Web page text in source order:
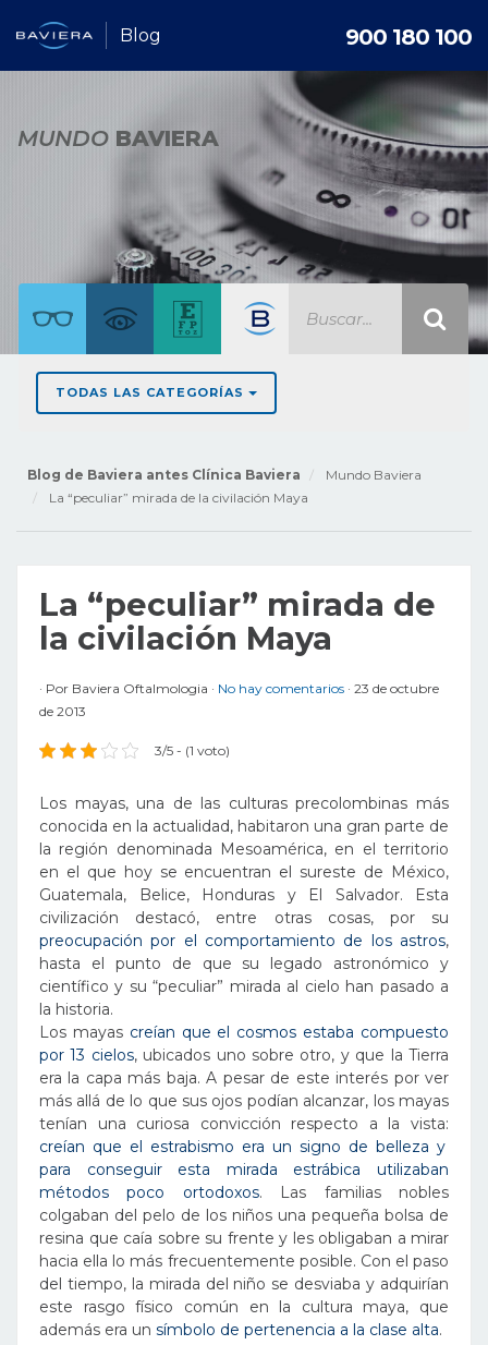
Blog 900 180 100
MUNDO BAVIERA
TODAS LAS CATEGORÍAS
Blog de Baviera antes Clínica Baviera
Mundo Baviera
La “peculiar” mirada de la civilación Maya
La “peculiar” mirada de
la civilación Maya
Por Baviera Oftalmologia No hay comentarios 23 de octubre
de 2013
3/5 - (1 voto)
Los mayas, una de las culturas precolombinas más
conocida en la actualidad, habitaron una gran parte de
la región denominada Mesoamérica, en el territorio
en el que hoy se encuentran el sureste de México,
Guatemala, Belice, Honduras y El Salvador. Esta
civilización destacó, entre otras cosas, por su
preocupación por el comportamiento de los astros,
hasta el punto de que su legado astronómico y
científico y su “peculiar” mirada al cielo han pasado a
la historia.
Los mayas creían que el cosmos estaba compuesto
por 13 cielos, ubicados uno sobre otro, y que la Tierra
era la capa más baja. A pesar de este interés por ver
más allá de lo que sus ojos podían alcanzar, los mayas
tenían una curiosa convicción respecto a la vista:
creían que el estrabismo era un signo de belleza y
para conseguir esta mirada estrábica utilizaban
métodos poco ortodoxos. Las familias nobles
colgaban del pelo de los niños una pequeña bolsa de
resina que caía sobre su frente y les obligaban a mirar
hacia ella lo más frecuentemente posible. Con el paso
del tiempo, la mirada del niño se desviaba y adquirían
este rasgo físico común en la cultura maya, que
además era un símbolo de pertenencia a la clase alta.